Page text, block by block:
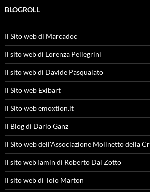
BLOGROLL
Il Sito web di Marcadoc
Il sito web di Lorenza Pellegrini
Il sito web di Davide Pasqualato
Il Sito web Exibart
Il Sito web emoxtion.it
Il Blog di Dario Ganz
Il Sito web dell'Associazione Molinetto della
Il sito web Iamin di Roberto Dal Zotto
Il sito web di Tolo Marton